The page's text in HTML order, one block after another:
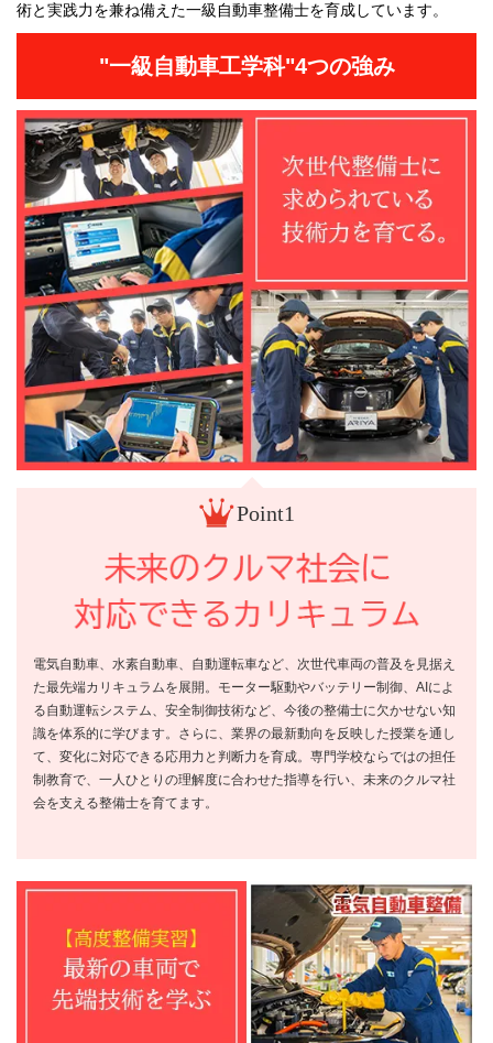
術と実践力を兼ね備えた一級自動車整備士を育成しています。
"一級自動車工学科"4つの強み
Point1
電気自動車、水素自動車、自動運転車など、次世代車両の普及を見据え
た最先端カリキュラムを展開。モーター駆動やバッテリー制御、AIによ
る自動運転システム、安全制御技術など、今後の整備士に欠かせない知
識を体系的に学びます。さらに、業界の最新動向を反映した授業を通し
て、変化に対応できる応用力と判断力を育成。専門学校ならではの担任
制教育で、一人ひとりの理解度に合わせた指導を行い、未来のクルマ社
会を支える整備士を育てます。